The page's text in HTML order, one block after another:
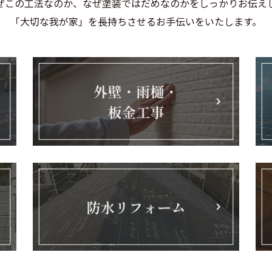
この工法なのか、なぜ塗装ではだめなのかをしっかりお伝え
「大切な我が家」を長持ちさせるお手伝いをいたします。